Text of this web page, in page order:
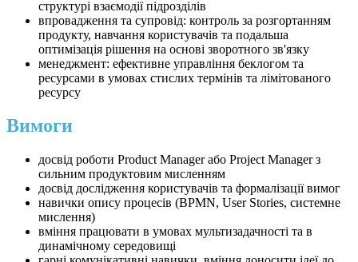
структурі взаємодії підрозділів
⁠впровадження та супровід: контроль за розгортанням
продукту, навчання користувачів та подальша
оптимізація рішення на основі зворотного зв'язку
менеджмент: ефективне управління беклогом та
ресурсами в умовах стислих термінів та лімітованого
ресурсу
Вимоги
досвід роботи Product Manager або Project Manager з
сильним продуктовим мисленням
досвід дослідження користувачів та формалізації вимог
навички опису процесів (BPMN, User Stories, системне
мислення)
вміння працювати в умовах мультизадачності та в
динамічному середовищі